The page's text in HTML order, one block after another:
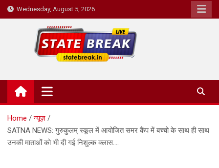
Skip
to
Wednesday, August 5, 2026
State Break
Home
न्यूज़
SATNA NEWS: गुरुकुलम् स्कूल में आयोजित समर कैंप में बच्चो के साथ ही साथ
उनकी माताओं को भी दी गई निशुल्क क्लास….